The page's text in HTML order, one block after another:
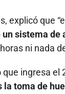
explicó que
sistema de
ni nada
ingresa
la toma de